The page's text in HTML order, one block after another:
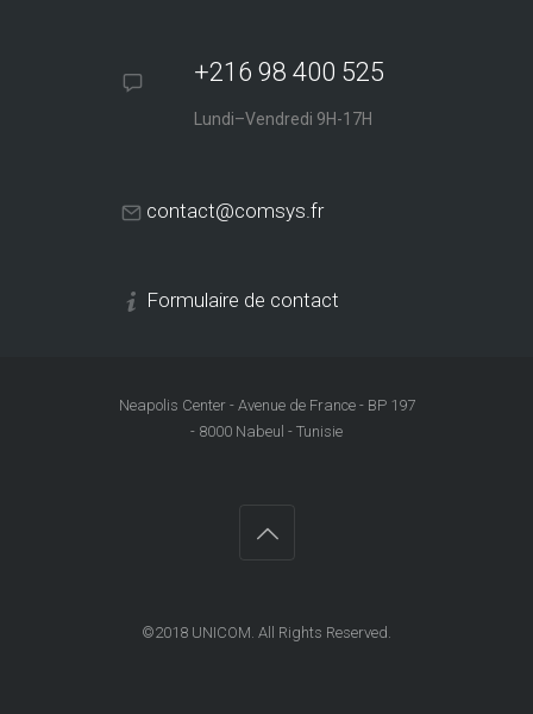
+216 98 400 525
Lundi–Vendredi 9H-17H
contact@comsys.fr
Formulaire de contact
Neapolis Center - Avenue de France - BP 197
- 8000 Nabeul - Tunisie
©2018 UNICOM. All Rights Reserved.